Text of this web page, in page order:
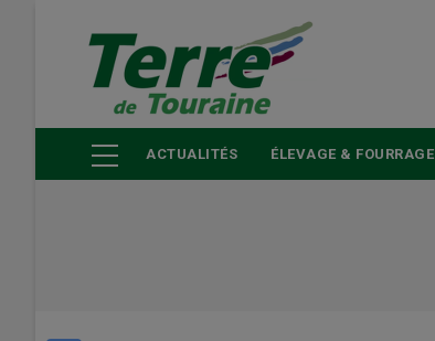
principal
ACTUALITÉS ÉLEVAGE & FOURRAGE